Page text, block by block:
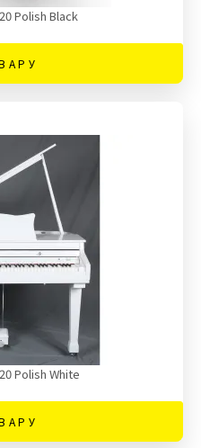
Polish Black
Polish White